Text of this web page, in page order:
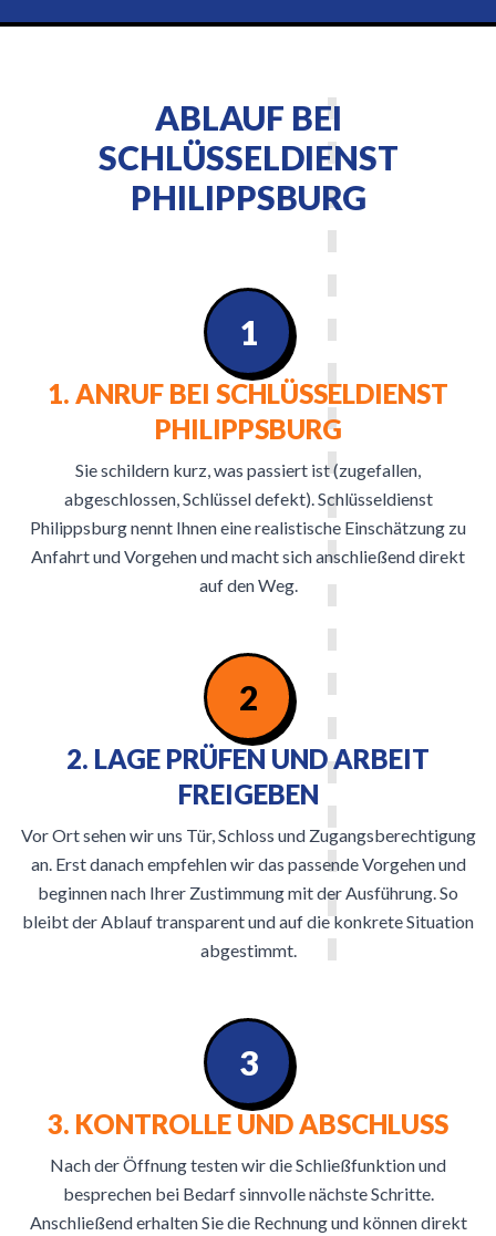
ABLAUF BEI
SCHLÜSSELDIENST
PHILIPPSBURG
1. ANRUF BEI SCHLÜSSELDIENST
PHILIPPSBURG
Sie schildern kurz, was passiert ist (zugefallen,
abgeschlossen, Schlüssel defekt). Schlüsseldienst
Philippsburg nennt Ihnen eine realistische Einschätzung zu
Anfahrt und Vorgehen und macht sich anschließend direkt
auf den Weg.
1
2
2. LAGE PRÜFEN UND ARBEIT
FREIGEBEN
Vor Ort sehen wir uns Tür, Schloss und Zugangsberechtigung
an. Erst danach empfehlen wir das passende Vorgehen und
beginnen nach Ihrer Zustimmung mit der Ausführung. So
bleibt der Ablauf transparent und auf die konkrete Situation
abgestimmt.
3. KONTROLLE UND ABSCHLUSS
Nach der Öffnung testen wir die Schließfunktion und
besprechen bei Bedarf sinnvolle nächste Schritte.
Anschließend erhalten Sie die Rechnung und können direkt
3